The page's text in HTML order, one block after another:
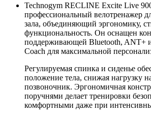
Technogym RECLINE Excite Live
профессиональный велотренажер
зала, объединяющий эргономику,
функциональность. Он оснащен
поддерживающей Bluetooth, ANT+
Coach для максимальной
Регулируемая спинка и сиденье
положение тела, снижая нагрузку
позвоночник. Эргономичная
поручнями делает тренировки
комфортными даже при